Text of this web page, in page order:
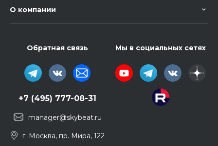
О компании
Обратная связь
+7 (495) 777-08-31
manager@skybeat.ru
г. Москва, пр. Мира, 122
Мы в социальных сетях